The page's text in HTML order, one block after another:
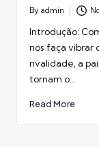
Posted
By admin
Introdução:
nos faça vibrar
rivalidade, a
tornam o…
Read More